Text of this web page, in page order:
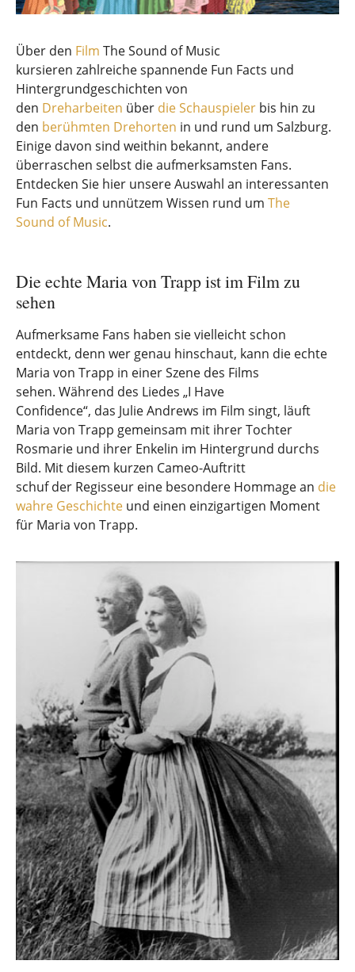
Über den Film The Sound of Music
kursieren zahlreiche spannende Fun Facts und
Hintergrundgeschichten von
den Dreharbeiten über die Schauspieler bis hin zu
den berühmten Drehorten in und rund um Salzburg.
Einige davon sind weithin bekannt, andere
überraschen selbst die aufmerksamsten Fans.
Entdecken Sie hier unsere Auswahl an interessanten
Fun Facts und unnützem Wissen rund um The
Sound of Music.
Die echte Maria von Trapp ist im Film zu
sehen
Aufmerksame Fans haben sie vielleicht schon
entdeckt, denn wer genau hinschaut, kann die echte
Maria von Trapp in einer Szene des Films
sehen. Während des Liedes „I Have
Confidence“, das Julie Andrews im Film singt, läuft
Maria von Trapp gemeinsam mit ihrer Tochter
Rosmarie und ihrer Enkelin im Hintergrund durchs
Bild. Mit diesem kurzen Cameo-Auftritt
schuf der Regisseur eine besondere Hommage an die
wahre Geschichte und einen einzigartigen Moment
für Maria von Trapp.